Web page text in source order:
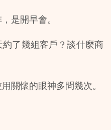
是開早會。
了幾組客戶？談什麼商
關懷的眼神多問幾次。